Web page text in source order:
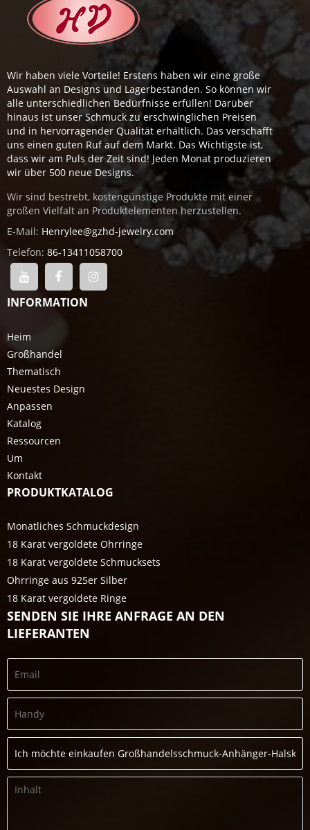
Wir haben viele Vorteile! Erstens haben wir eine große
Auswahl an Designs und Lagerbeständen. So können wir
alle unterschiedlichen Bedürfnisse erfüllen! Darüber
hinaus ist unser Schmuck zu erschwinglichen Preisen
und in hervorragender Qualität erhältlich. Das verschafft
uns einen guten Ruf auf dem Markt. Das Wichtigste ist,
dass wir am Puls der Zeit sind! Jeden Monat produzieren
wir über 500 neue Designs.
Wir sind bestrebt, kostengünstige Produkte mit einer
großen Vielfalt an Produktelementen herzustellen.
E-Mail: Henrylee@gzhd-jewelry.com
Telefon: 86-13411058700
INFORMATION
Heim
Großhandel
Thematisch
Neuestes Design
Anpassen
Katalog
Ressourcen
Um
Kontakt
PRODUKTKATALOG
Monatliches Schmuckdesign
18 Karat vergoldete Ohrringe
18 Karat vergoldete Schmucksets
Ohrringe aus 925er Silber
18 Karat vergoldete Ringe
SENDEN SIE IHRE ANFRAGE AN DEN
LIEFERANTEN